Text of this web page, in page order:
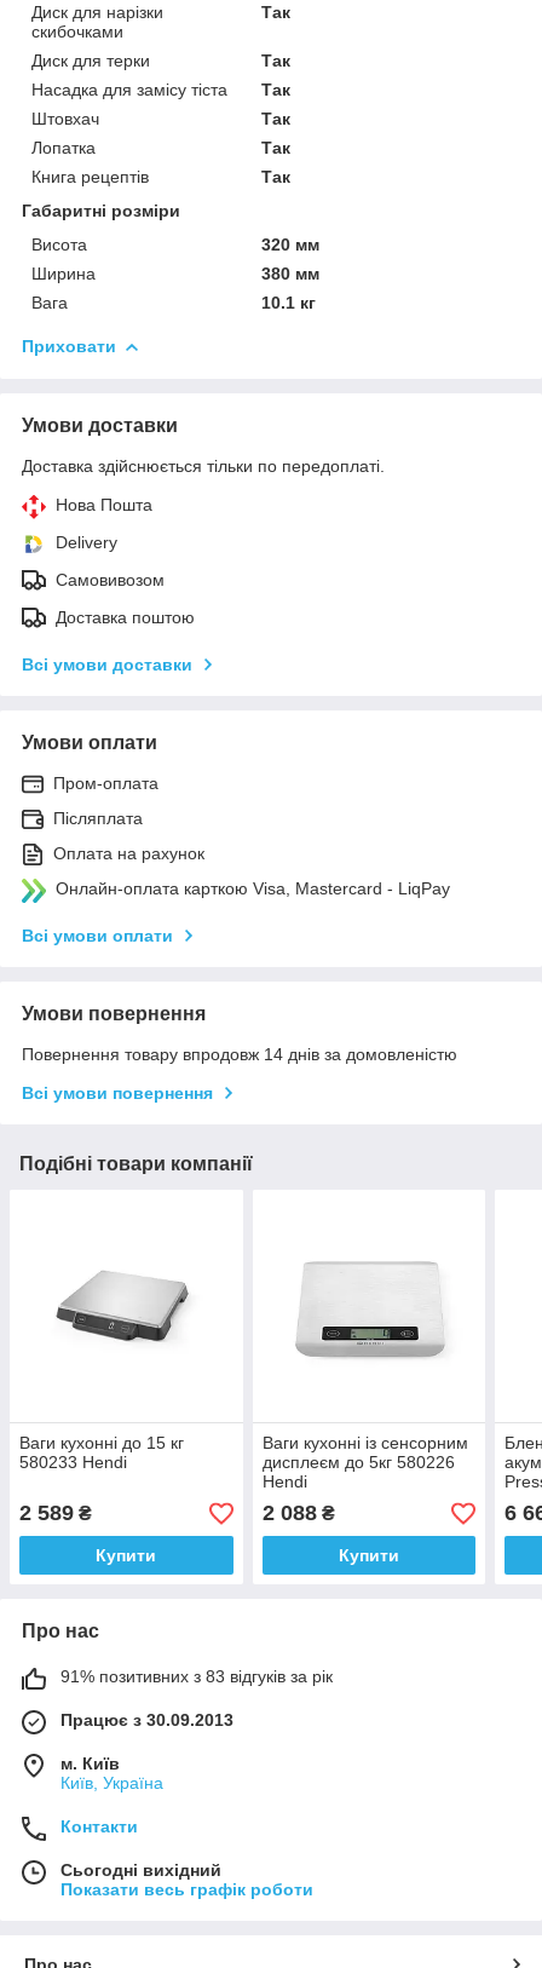
Диск для нарізки
скибочками
Так
Диск для терки
Так
Насадка для замісу тіста
Так
Штовхач
Так
Лопатка
Так
Книга рецептів
Так
Габаритні розміри
Висота
320 мм
Ширина
380 мм
Вага
10.1 кг
Приховати
Умови доставки
Доставка здійснюється тільки по передоплаті.
Нова Пошта
Delivery
Самовивозом
Доставка поштою
Всі умови доставки
Умови оплати
Пром-оплата
Післяплата
Оплата на рахунок
Онлайн-оплата карткою Visa, Mastercard - LiqPay
Всі умови оплати
Умови повернення
Повернення товару впродовж 14 днів за домовленістю
Всі умови повернення
Подібні товари компанії
Ваги кухонні до 15 кг
580233 Hendi
2 589 ₴
Купити
Ваги кухонні із сенсорним
дисплеєм до 5кг 580226
Hendi
2 088₴
Купити
6
Про нас
91% позитивних з 83 відгуків за рік
Працює з 30.09.2013
м. Київ
Київ, Україна
Контакти
Сьогодні вихідний
Показати весь графік роботи